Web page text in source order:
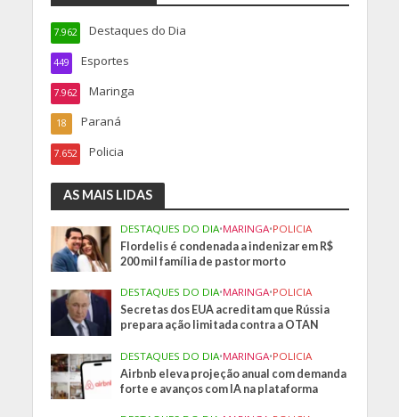
Destaques do Dia
7.962
Esportes
449
Maringa
7.962
Paraná
18
Policia
7.652
AS MAIS LIDAS
DESTAQUES DO DIA•MARINGA•POLICIA
Flordelis é condenada a indenizar em R$
200 mil família de pastor morto
DESTAQUES DO DIA•MARINGA•POLICIA
Secretas dos EUA acreditam que Rússia
prepara ação limitada contra a OTAN
DESTAQUES DO DIA•MARINGA•POLICIA
Airbnb eleva projeção anual com demanda
forte e avanços com IA na plataforma